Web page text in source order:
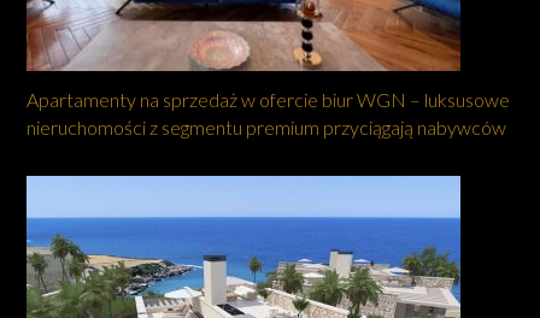
Apartamenty na sprzedaż w ofercie biur WGN – luksusowe
nieruchomości z segmentu premium przyciągają nabywców